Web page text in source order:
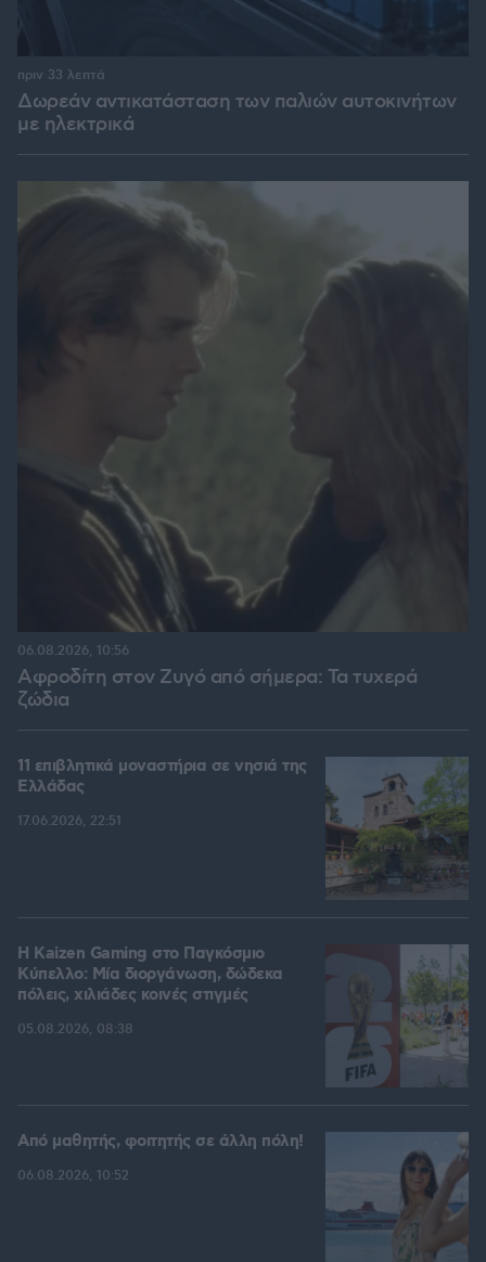
Δωρεάν αντικατάσταση των παλιών αυτοκινήτων
με ηλεκτρικά
πριν 33 λεπτά
Αφροδίτη στον Ζυγό από σήμερα: Τα τυχερά
ζώδια
06.08.2026, 10:56
11 επιβλητικά μοναστήρια σε νησιά της
Ελλάδας
17.06.2026, 22:51
H Kaizen Gaming στο Παγκόσμιο
Kύπελλο: Μία διοργάνωση, δώδεκα
πόλεις, χιλιάδες κοινές στιγμές
05.08.2026, 08:38
Από μαθητής, φοιτητής σε άλλη πόλη!
06.08.2026, 10:52